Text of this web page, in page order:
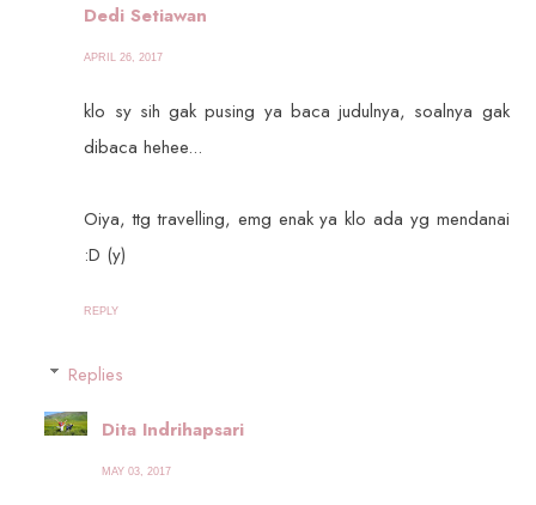
Dedi Setiawan
APRIL 26, 2017
klo sy sih gak pusing ya baca judulnya, soalnya gak
dibaca hehee...
Oiya, ttg travelling, emg enak ya klo ada yg mendanai
:D (y)
REPLY
Replies
Dita Indrihapsari
MAY 03, 2017